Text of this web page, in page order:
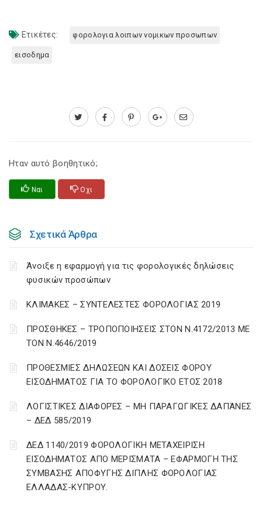
Ετικέτες: φορολογια λοιπων νομικων προσωπων
εισοδημα
Ηταν αυτό βοηθητικό;
Ναι Οχι
Σχετικά Άρθρα
Άνοιξε η εφαρμογή για τις φορολογικές δηλώσεις
φυσικών προσώπων
ΚΛΙΜΑΚΕΣ – ΣΥΝΤΕΛΕΣΤΕΣ ΦΟΡΟΛΟΓΙΑΣ 2019
ΠΡΟΣΘΗΚΕΣ – ΤΡΟΠΟΠΟΙΗΣΕΙΣ ΣΤΟΝ Ν.4172/2013 ΜΕ
ΤΟΝ Ν.4646/2019
ΠΡΟΘΕΣΜΙΕΣ ΔΗΛΩΣΕΩΝ ΚΑΙ ΔΟΣΕΙΣ ΦΟΡΟΥ
ΕΙΣΟΔΗΜΑΤΟΣ ΓΙΑ ΤΟ ΦΟΡΟΛΟΓΙΚΟ ΕΤΟΣ 2018
ΛΟΓΙΣΤΙΚΈΣ ΔΙΑΦΟΡΈΣ – ΜΗ ΠΑΡΑΓΩΓΙΚΈΣ ΔΑΠΆΝΕΣ
– ΔΕΔ 585/2019
ΔΕΔ 1140/2019 ΦΟΡΟΛΟΓΙΚΗ ΜΕΤΑΧΕΙΡΙΣΗ
ΕΙΣΟΔΗΜΑΤΟΣ ΑΠΟ ΜΕΡΙΣΜΑΤΑ – ΕΦΑΡΜΟΓΗ ΤΗΣ
ΣΥΜΒΑΣΗΣ ΑΠΟΦΥΓΗΣ ΔΙΠΛΗΣ ΦΟΡΟΛΟΓΙΑΣ
ΕΛΛΑΔΑΣ-ΚΥΠΡΟΥ.